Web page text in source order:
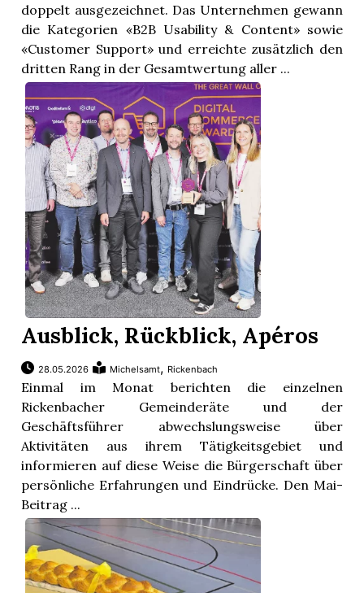
doppelt ausgezeichnet. Das Unternehmen gewann
die Kategorien «B2B Usability & Content» sowie
«Customer Support» und erreichte zusätzlich den
dritten Rang in der Gesamtwertung aller ...
Ausblick, Rückblick, Apéros
28.05.2026 Michelsamt, Rickenbach
Einmal im Monat berichten die einzelnen
Rickenbacher Gemeinderäte und der
Geschäftsführer abwechslungsweise über
Aktivitäten aus ihrem Tätigkeitsgebiet und
informieren auf diese Weise die Bürgerschaft über
persönliche Erfahrungen und Eindrücke. Den Mai-
Beitrag ...